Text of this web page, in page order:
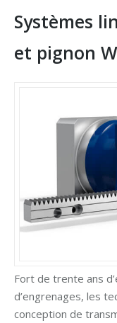
Systèmes
et pignon
Fort de trente ans
d’engrenages, les
conception de